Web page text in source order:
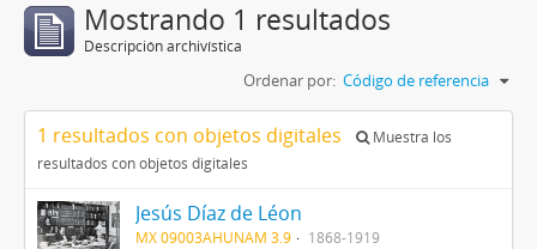
Mostrando 1 resultados
Descripción archivística
Ordenar por: Código de referencia
1 resultados con objetos digitales
Muestra los
resultados con objetos digitales
Jesús Díaz de Léon
MX 09003AHUNAM 3.9 1868-1919